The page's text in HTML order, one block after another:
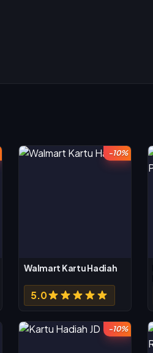
-10%
Walmart Kartu Hadiah
5.0
-10%